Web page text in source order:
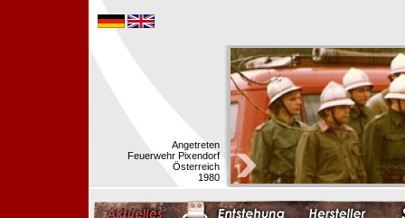
Angetreten
Feuerwehr Pixendorf
Österreich
1980